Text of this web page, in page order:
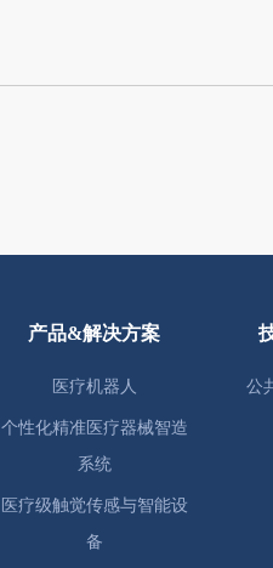
产品&解决方案
医疗机器人
个性化精准医疗器械智造
系统
医疗级触觉传感与智能设
备
公